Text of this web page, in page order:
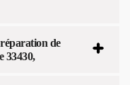
de
33430,